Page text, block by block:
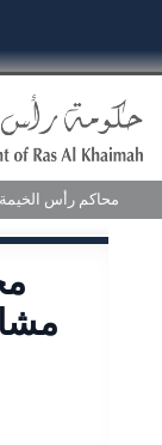
محاكم رأس الخيمة